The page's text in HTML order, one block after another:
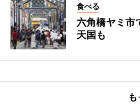
食べる
六角橋ヤミ
天国も
も